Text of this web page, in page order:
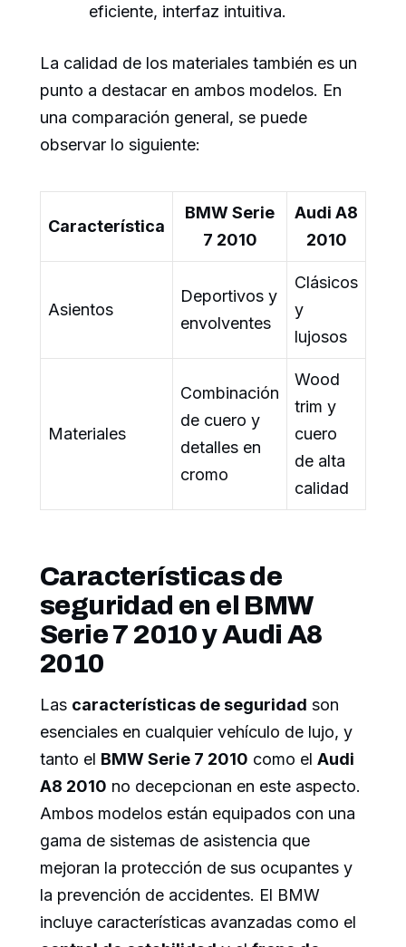
eficiente, interfaz intuitiva.
La calidad de los materiales también es un
punto a destacar en ambos modelos. En
una comparación general, se puede
observar lo siguiente:
Característica
BMW Serie
7 2010
Audi A8
2010
Asientos
Deportivos y
envolventes
Clásicos
y
lujosos
Materiales
Combinación
de cuero y
detalles en
cromo
Wood
trim y
cuero
de alta
calidad
Características de
seguridad en el BMW
Serie 7 2010 y Audi A8
2010
Las características de seguridad son
esenciales en cualquier vehículo de lujo, y
tanto el BMW Serie 7 2010 como el Audi
A8 2010 no decepcionan en este aspecto.
Ambos modelos están equipados con una
gama de sistemas de asistencia que
mejoran la protección de sus ocupantes y
la prevención de accidentes. El BMW
incluye características avanzadas como el